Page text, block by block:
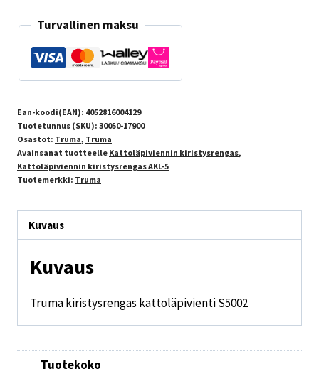
Turvallinen maksu
Ean-koodi(EAN): 4052816004129
Tuotetunnus (SKU): 30050-17900
Osastot: Truma, Truma
Avainsanat tuotteelle Kattoläpiviennin kiristysrengas,
Kattoläpiviennin kiristysrengas AKL-5
Tuotemerkki: Truma
Kuvaus
Kuvaus
Truma kiristysrengas kattoläpivienti S5002
Tuotekoko